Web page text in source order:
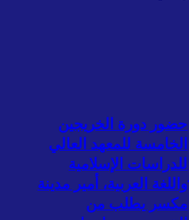
حضور دورة الخريجين
الخامسة للمعهد العالي
للدراسات الإسلامية
واللغة العربية، أمير مدينة
مكسر يطلب من